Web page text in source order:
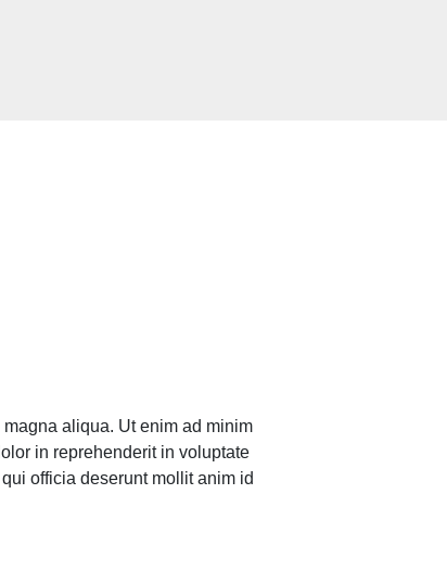
aliqua. Ut enim ad minim
in reprehenderit in voluptate
officia deserunt mollit anim id